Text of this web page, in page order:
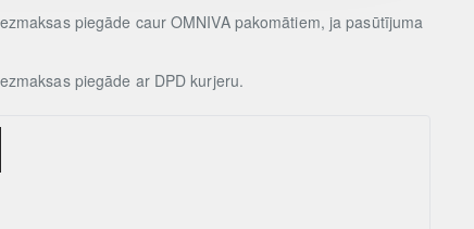
piegāde caur OMNIVA pakomātiem, ja pasūtījuma
piegāde ar DPD kurjeru.